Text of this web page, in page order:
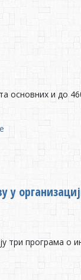
основних и до
три програма о